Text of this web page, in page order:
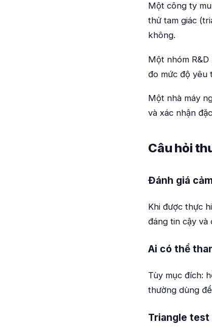
Một công ty
thử tam giác
không.
Một nhóm
đo mức độ yêu
Một nhà máy
và xác nhận
Câu hỏi
Đánh giá
Khi được thực
đáng tin cậy và
Ai có thể
Tùy mục đích:
thường dùng
Triangle test